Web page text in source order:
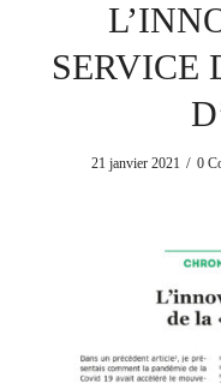
SERVICE
21 janvier 2021 / 0